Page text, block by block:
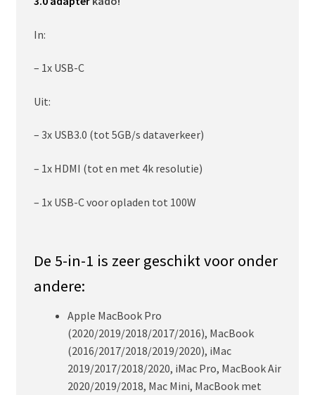
In:
– 1x USB-C
Uit:
– 3x USB3.0 (tot 5GB/s dataverkeer)
– 1x HDMI (tot en met 4k resolutie)
– 1x USB-C voor opladen tot 100W
De 5-in-1 is zeer geschikt voor onder
andere:
Apple MacBook Pro
(2020/2019/2018/2017/2016), MacBook
(2016/2017/2018/2019/2020), iMac
2019/2017/2018/2020, iMac Pro, MacBook Air
2020/2019/2018, Mac Mini, MacBook met